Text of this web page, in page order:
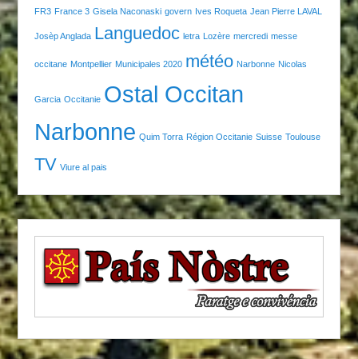
FR3 France 3 Gisela Naconaski govern Ives Roqueta Jean Pierre LAVAL
Josèp Anglada Languedoc letra Lozère mercredi messe
occitane Montpellier Municipales 2020 météo Narbonne Nicolas
Garcia Occitanie Ostal Occitan
Narbonne Quim Torra Région Occitanie Suisse Toulouse
TV Viure al pais